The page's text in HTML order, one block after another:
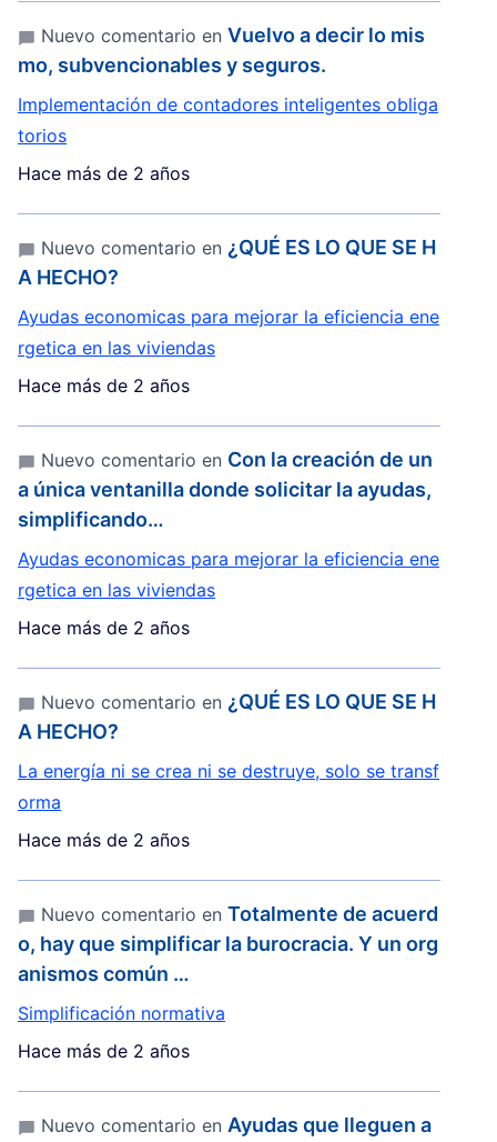
Hace más de 2 años
Nuevo comentario en Vuelvo a decir lo mis
mo, subvencionables y seguros.
Implementación de contadores inteligentes obliga
torios
Hace más de 2 años
Nuevo comentario en ¿QUÉ ES LO QUE SE H
A HECHO?
Ayudas economicas para mejorar la eficiencia ene
rgetica en las viviendas
Hace más de 2 años
Nuevo comentario en Con la creación de un
a única ventanilla donde solicitar la ayudas,
simplificando…
Ayudas economicas para mejorar la eficiencia ene
rgetica en las viviendas
Hace más de 2 años
Nuevo comentario en ¿QUÉ ES LO QUE SE H
A HECHO?
La energía ni se crea ni se destruye, solo se transf
orma
Hace más de 2 años
Nuevo comentario en Totalmente de acuerd
o, hay que simplificar la burocracia. Y un org
anismos común …
Simplificación normativa
Nuevo comentario en Ayudas que lleguen a